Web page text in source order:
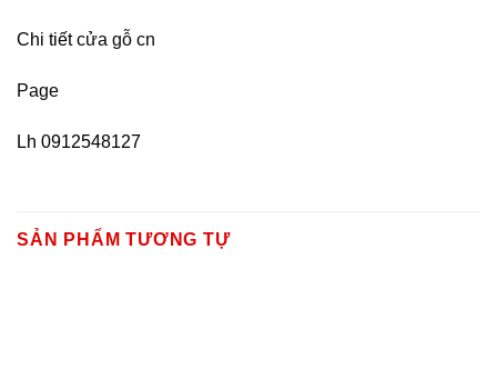
Chi tiếtcửa gỗ cn
Page
Lh 0912548127
SẢN PHẨM TƯƠNG TỰ